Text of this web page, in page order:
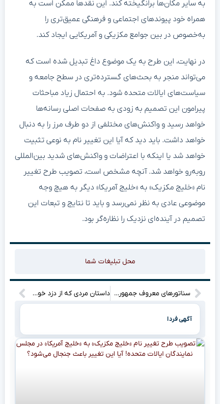
به سایر مکان‌ها برانگیخته کند. این نقدها ممکن است به
همراه خود پیوندهای اجتماعی و فرهنگی عمیق‌تری را
به‌خصوص در بین جوامع مکزیکی و آمریکایی ایجاد کند.
در نهایت، این طرح به یک موضوع داغ تبدیل شده است که
می‌تواند منجر به بحث‌های گسترده‌تری در سطح جامعه و
سیاست‌های ایالات متحده شود. به احتمال زیاد مباحثات
پیرامون این تصمیم به زودی به صفحات اصلی رسانه‌ها
خواهد رسید و واکنش‌های مختلفی از دو طرف مرز را به دنبال
خواهد داشت. باید دید که آیا این تغییر نام به نوعی تثبیت
خواهد شد یا اینکه با اعتراضات و واکنش‌های شدید بین‌المللی
روبه‌رو خواهد شد. آنچه مشخص است، تصویب طرح تغییر
نام «خلیج مکزیک» به «خلیج آمریکا» دیگر به هیچ وجه
موضوعی عادی به نظر نمی‌رسد و باید تا نتایج و تبعات این
تصمیم در آینده‌ای نزدیک را نظاره‌گر بود.
محل تبلیغات شما
سناتورهای معروف جمهوری‌خواه به دنبال جمع‌آوری امضا برای نامه‌ای به ترامپ هستند که در آن تأکید می‌کنند هر گونه توافق با ایران باید به طور کامل شامل نابودی برنامه هسته‌ای این کشور باشد. آیا این اقدام می‌تواند تغییراتی جدی در سیاست‌های آمریکا ایجاد کند؟ داستان مردی که از دزد خودرو خودش خرید!
آگهی فردا